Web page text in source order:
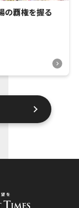
の覇権を握る